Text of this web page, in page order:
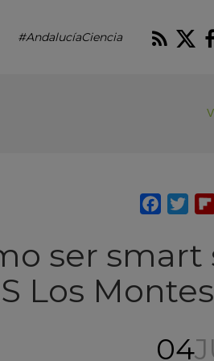
#AndalucíaCiencia RSS
ser smart
Los
04